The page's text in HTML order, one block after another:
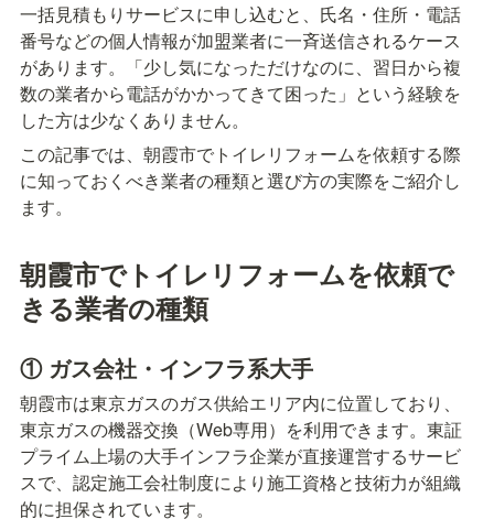
一括見積もりサービスに申し込むと、氏名・住所・電話
番号などの個人情報が加盟業者に一斉送信されるケース
があります。「少し気になっただけなのに、習日から複
数の業者から電話がかかってきて困った」という経験を
した方は少なくありません。
この記事では、朝霞市でトイレリフォームを依頼する際
に知っておくべき業者の種類と選び方の実際をご紹介し
ます。
朝霞市でトイレリフォームを依頼で
きる業者の種類
① ガス会社・インフラ系大手
朝霞市は東京ガスのガス供給エリア内に位置しており、
東京ガスの機器交換（Web専用）を利用できます。東証
プライム上場の大手インフラ企業が直接運営するサービ
スで、認定施工会社制度により施工資格と技術力が組織
的に担保されています。